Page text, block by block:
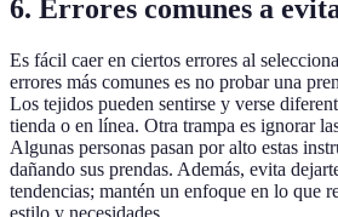
6. Errores comunes a
Es fácil caer en ciertos errores al
errores más comunes es no probar una
Los tejidos pueden sentirse y verse
tienda o en línea. Otra trampa es ignorar
Algunas personas pasan por alto estas
dañando sus prendas. Además, evita
tendencias; mantén un enfoque en lo que